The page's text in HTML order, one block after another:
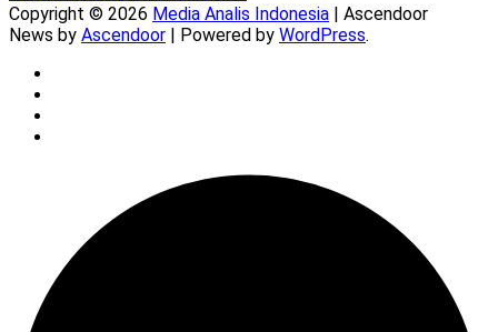
Copyright © 2026 Media Analis Indonesia | Ascendoor
News by Ascendoor | Powered by WordPress.